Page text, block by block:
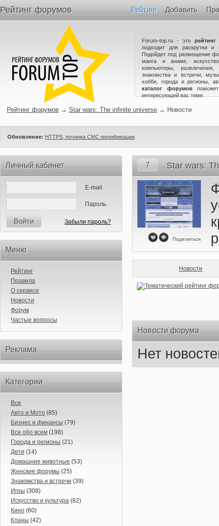
Рейтинг форумов Рейтинг Добавить
Forum-top.ru - это
подходит для раскрутки и
Подойдет под размещение
манга и аниме,
компьютеры,
знакомства и встречи,
хобби, города и регионы,
каталог форумов
интересующей вас теме.
Рейтинг форумов → Star wars: The infinite universe → Новости
Обновление: HTTPS, починка СМС-верификации
Личный кабинет
E-mail
Пароль
Войти Забыли пароль?
Меню
Рейтинг
Правила
О сервисе
Новости
Форум
Частые вопросы
Реклама
Категории
Все
Авто и Мото (85)
Бизнес и финансы (79)
Все обо всем (198)
Города и регионы (21)
Дети (14)
Домашние животные (53)
Женские форумы (25)
Знакомства и встречи (39)
Игры (308)
Искусство и культура (82)
Кино (60)
Кланы (42)
7 Star wars:
Поделиться
Новости
Новости форума
Нет